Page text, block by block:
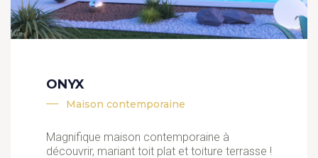
ONYX
Maison contemporaine
Magnifique maison contemporaine à
découvrir, mariant toit plat et toiture terrasse !